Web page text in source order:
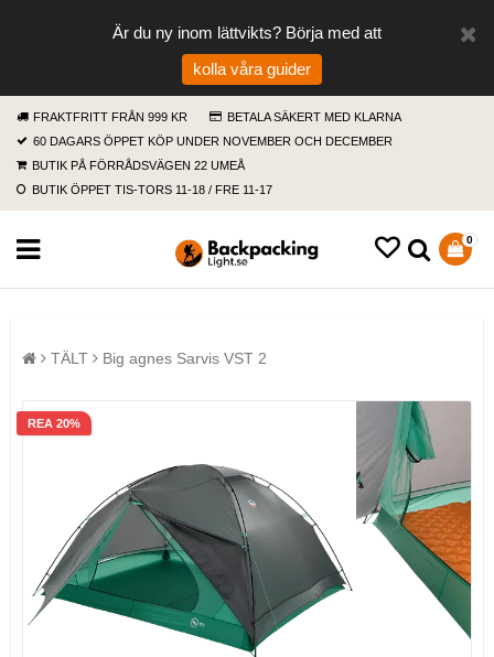
Är du ny inom lättvikts? Börja med att
kolla våra guider
FRAKTFRITT FRÅN 999 KR
BETALA SÄKERT MED KLARNA
60 DAGARS ÖPPET KÖP UNDER NOVEMBER OCH DECEMBER
BUTIK PÅ FÖRRÅDSVÄGEN 22 UMEÅ
BUTIK ÖPPET TIS-TORS 11-18 / FRE 11-17
0
TÄLT Big agnes Sarvis VST 2
REA 20%